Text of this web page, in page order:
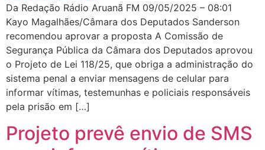
Da Redação Rádio Aruanã FM 09/05/2025 – 08:01
Kayo Magalhães/Câmara dos Deputados Sanderson
recomendou aprovar a proposta A Comissão de
Segurança Pública da Câmara dos Deputados aprovou
o Projeto de Lei 118/25, que obriga a administração do
sistema penal a enviar mensagens de celular para
informar vítimas, testemunhas e policiais responsáveis
pela prisão em […]
Projeto prevê envio de SMS